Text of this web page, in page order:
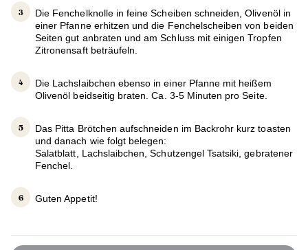
Die Fenchelknolle in feine Scheiben schneiden, Olivenöl in
einer Pfanne erhitzen und die Fenchelscheiben von beiden
Seiten gut anbraten und am Schluss mit einigen Tropfen
Zitronensaft beträufeln.
Die Lachslaibchen ebenso in einer Pfanne mit heißem
Olivenöl beidseitig braten. Ca. 3-5 Minuten pro Seite.
Das Pitta Brötchen aufschneiden im Backrohr kurz toasten
und danach wie folgt belegen:
Salatblatt, Lachslaibchen, Schutzengel Tsatsiki, gebratener
Fenchel.
Guten Appetit!